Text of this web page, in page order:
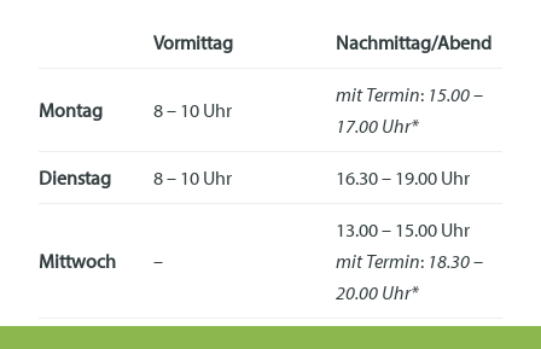
Vormittag Nachmittag/Abend
Montag 8 – 10 Uhr
mit Termin: 15.00 –
17.00 Uhr*
Dienstag 8 – 10 Uhr 16.30 – 19.00 Uhr
Mittwoch –
13.00 – 15.00 Uhr
mit Termin: 18.30 –
20.00 Uhr*